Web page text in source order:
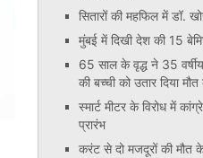
सितारों की महफिल में डॉ.
मुंबई में दिखी देश की 15
65 साल के वृद्ध ने 35
की बच्ची को उतार दिया
स्मार्ट मीटर के विरोध में
प्रारंभ
करंट से दो मजदूरों की मौत